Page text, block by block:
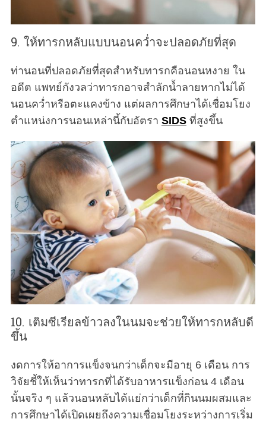
9. ให้ทารกหลับแบบนอนคว่ำจะปลอดภัยที่สุด
ท่านอนที่ปลอดภัยที่สุดสำหรับทารกคือนอนหงาย ใน
อดีต แพทย์กังวลว่าทารกอาจสำลักน้ำลายหากไม่ได้
นอนคว่ำหรือตะแคงข้าง แต่ผลการศึกษาได้เชื่อมโยง
ตำแหน่งการนอนเหล่านี้กับอัตรา SIDSที่สูงขึ้น
10. เติมซีเรียลข้าวลงในนมจะช่วยให้ทารกหลับดี
ขึ้น
งดการให้อาการแข็งจนกว่าเด็กจะมีอายุ 6 เดือน การ
วิจัยชี้ให้เห็นว่าทารกที่ได้รับอาหารแข็งก่อน 4 เดือน
นั้นจริง ๆ แล้วนอนหลับได้แย่กว่าเด็กที่กินนมผสมและ
การศึกษาได้เปิดเผยถึงความเชื่อมโยงระหว่างการเริ่ม